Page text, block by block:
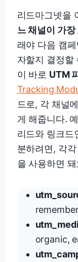
리드마그넷을
느 채널이 가
래야 다음 캠
자할지 결정할
이 바로 UTM
Tracking
드로, 각 채널
게 해줍니다.
리드와 링크드
분하려면, 각
을 사용하면 돼
organic,